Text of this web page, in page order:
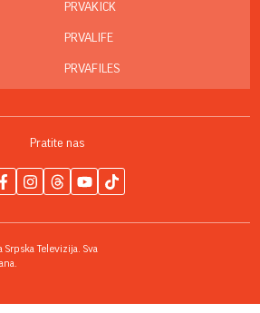
PRVAKICK
PRVALIFE
PRVAFILES
Pratite nas
Televizija. Sva